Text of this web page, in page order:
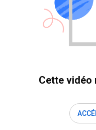
Cette vidéo